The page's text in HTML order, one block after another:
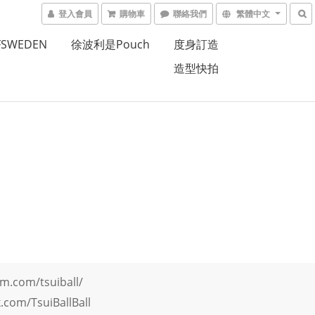
登入會員 購物車 聯絡我們 繁體中文
徐波利是Pouch
度身訂造
造型快拍
tsuiball/
TsuiBallBall